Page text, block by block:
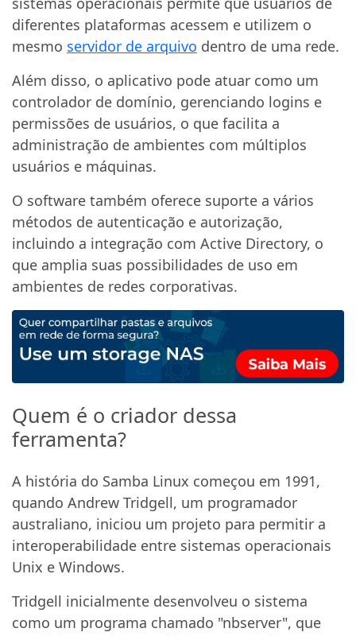
diferentes plataformas acessem e utilizem o
mesmo servidor de arquivo dentro de uma rede.
Além disso, o aplicativo pode atuar como um
controlador de domínio, gerenciando logins e
permissões de usuários, o que facilita a
administração de ambientes com múltiplos
usuários e máquinas.
O software também oferece suporte a vários
métodos de autenticação e autorização,
incluindo a integração com Active Directory, o
que amplia suas possibilidades de uso em
ambientes de redes corporativas.
Quem é o criador dessa
ferramenta?
A história do Samba Linux começou em 1991,
quando Andrew Tridgell, um programador
australiano, iniciou um projeto para permitir a
interoperabilidade entre sistemas operacionais
Unix e Windows.
Tridgell inicialmente desenvolveu o sistema
como um programa chamado "nbserver", que